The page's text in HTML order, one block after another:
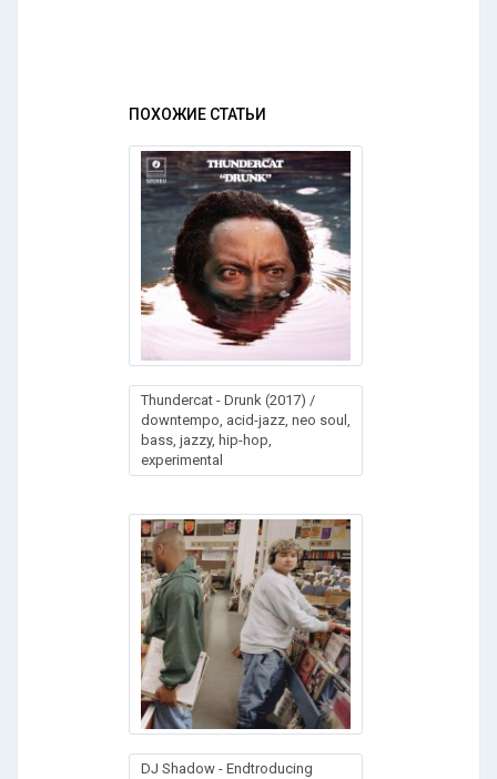
ПОХОЖИЕ СТАТЬИ
Thundercat - Drunk (2017) /
downtempo, acid-jazz, neo soul,
bass, jazzy, hip-hop,
experimental
DJ Shadow - Endtroducing